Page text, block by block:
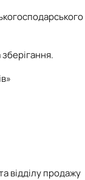
»
відділу продажу